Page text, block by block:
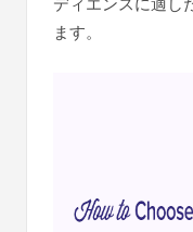
ます。